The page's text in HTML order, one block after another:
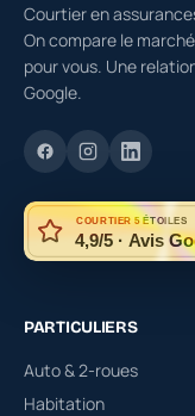
Courtier en
On compare le
pour vous. Une
Google.
COURTIER 5 ÉTOILES
4,9/5 · Avis
PARTICULIERS
Auto & 2-roues
Habitation